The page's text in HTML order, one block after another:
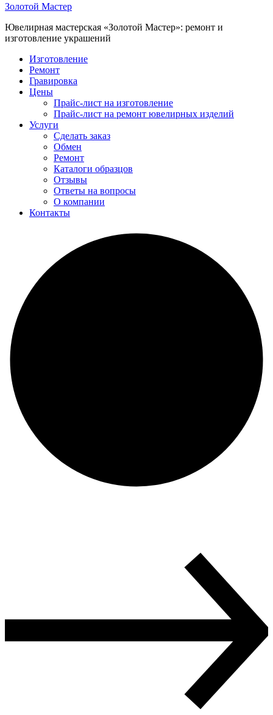
Золотой Мастер
Ювелирная мастерская «Золотой Мастер»: ремонт и
изготовление украшений
Изготовление
Ремонт
Гравировка
Цены
Прайс-лист на изготовление
Прайс-лист на ремонт ювелирных изделий
Услуги
Сделать заказ
Обмен
Ремонт
Каталоги образцов
Отзывы
Ответы на вопросы
О компании
Контакты